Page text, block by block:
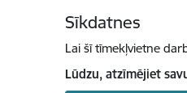
Sīkdatnes
Lai šī tīmekļvietne
Lūdzu, atzīmējiet